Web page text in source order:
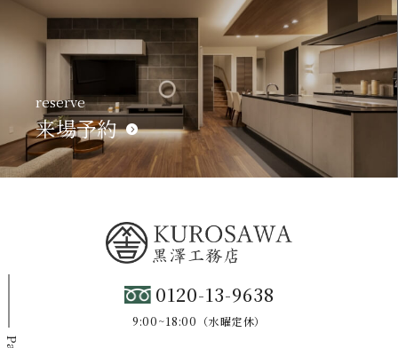
reserve
来場予約
0120-13-9638
9:00~18:00（水曜定休）